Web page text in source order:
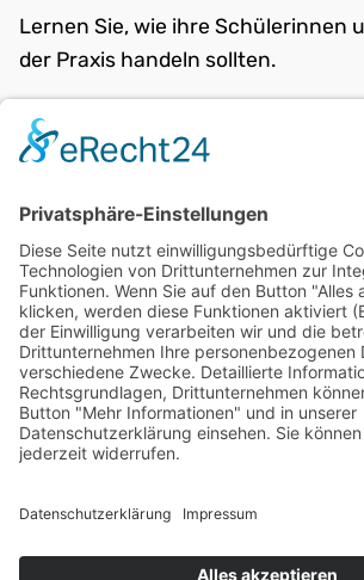
Lernen Sie, wie ihre Schülerinnen
der Praxis handeln sollten.
zurück: Biologische
weiter: